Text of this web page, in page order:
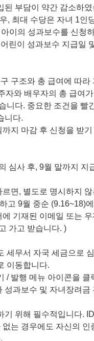
부담이 약간 감소하
, 최대 수당은 자녀 1인
이의 성과보수를 신청
린이 성과보수 지급일
구조와 총 급여에 따라
자와 배우자의 총 급여
니다. 중요한 조건을 빨
니다.
지 마감 후 신청을 받
심사 후, 9월 말까지 지
면, 별도로 명시하지
고 9월 중순 (9.16~18)
기재된 이메일 또는
가고 받습니다. )
세무서 자국 세금으로
이동합니다.
/ 발행 메뉴 아이콘을 클
과보수 및 자녀장려
위해 필수적입니다.
는 경우에도 자신의